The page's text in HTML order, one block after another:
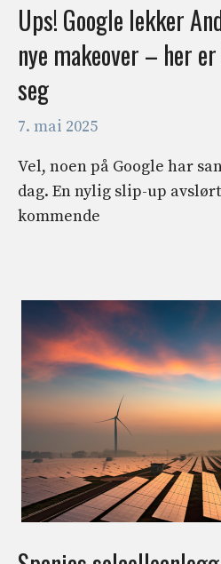
Ups! Google lekker
nye makeover – her
seg
7. mai 2025
Vel, noen på Google har
dag. En nylig slip-up
kommende